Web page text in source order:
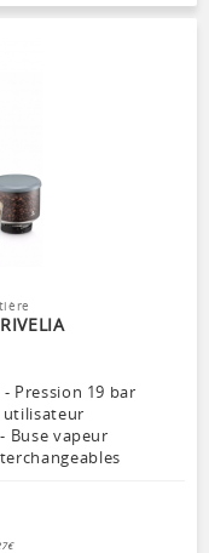
Pression 19 bar
utilisateur
Buse vapeur